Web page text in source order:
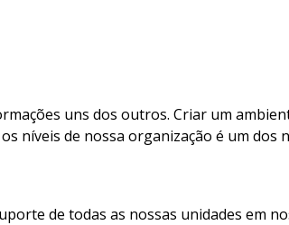
uns dos outros. Criar um
níveis de nossa organização é um dos
de todas as nossas unidades em